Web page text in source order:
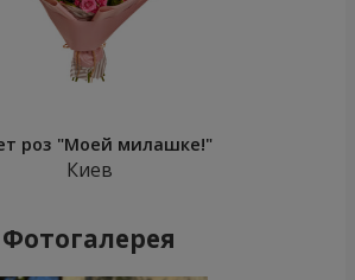
роз "Моей милашке!"
Киев
Фотогалерея